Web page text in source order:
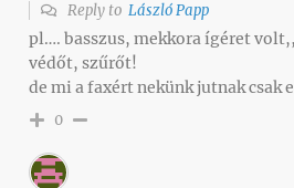
Reply to László Papp
pl…. basszus, mekkora ígéret
védőt, szűrőt!
de mi a faxért nekünk jutnak csak
0